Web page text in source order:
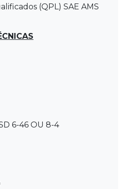
(QPL) SAE AMS
6-46 OU 8-4